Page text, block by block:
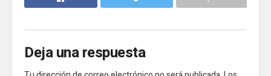
Deja una respuesta